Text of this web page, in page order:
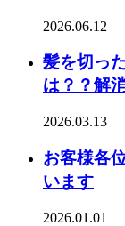
2026.06.12
髪を切っ
は？？解
2026.03.13
お客様各
います
2026.01.01